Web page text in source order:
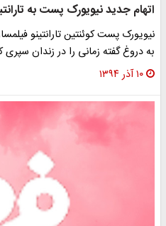
اتهام جديد نيويورک پست به
نيويورک پست كوئنتين تارانتينو
به دروغ گفته زمانی را در زندان سپری
۱۰ آذر ۱۳۹۴